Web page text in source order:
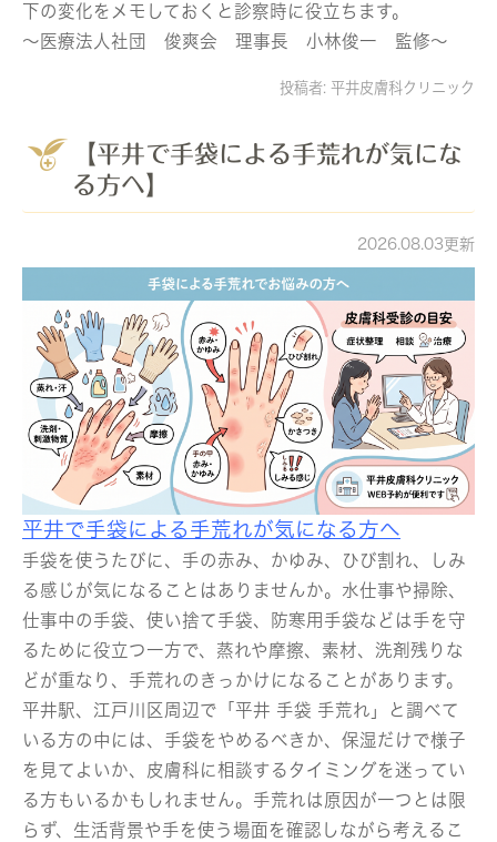
下の変化をメモしておくと診察時に役立ちます。
～医療法人社団 俊爽会 理事長 小林俊一 監修～
投稿者: 平井皮膚科クリニック
【平井で手袋による手荒れが気にな
る方へ】
2026.08.03更新
平井で手袋による手荒れが気になる方へ
手袋を使うたびに、手の赤み、かゆみ、ひび割れ、しみ
る感じが気になることはありませんか。水仕事や掃除、
仕事中の手袋、使い捨て手袋、防寒用手袋などは手を守
るために役立つ一方で、蒸れや摩擦、素材、洗剤残りな
どが重なり、手荒れのきっかけになることがあります。
平井駅、江戸川区周辺で「平井 手袋 手荒れ」と調べて
いる方の中には、手袋をやめるべきか、保湿だけで様子
を見てよいか、皮膚科に相談するタイミングを迷ってい
る方もいるかもしれません。手荒れは原因が一つとは限
らず、生活背景や手を使う場面を確認しながら考えるこ